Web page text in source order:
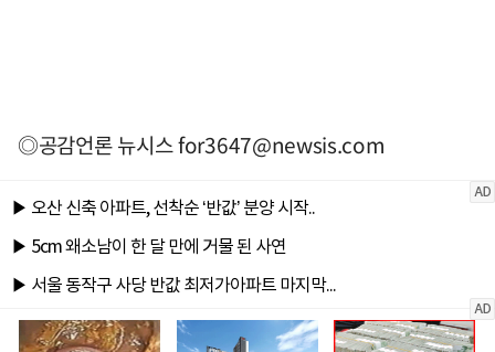
◎공감언론 뉴시스for3647@newsis.com